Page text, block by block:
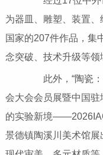
为器皿、雕塑、装置
国家的207件作品，集
念突破、技术升级等领
此外，“陶瓷：
会大会会员展暨中国
的实验新境
景德镇陶溪川美术馆